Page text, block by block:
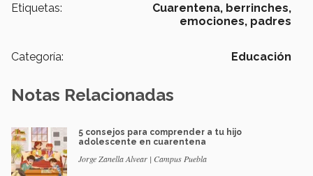
Etiquetas: Cuarentena, berrinches,
emociones, padres
Categoría: Educación
Notas Relacionadas
5 consejos para comprender a tu hijo
adolescente en cuarentena
Jorge Zanella Alvear | Campus Puebla